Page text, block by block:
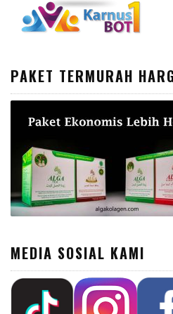
PAKET TERMURAH
MEDIA SOSIAL KAMI